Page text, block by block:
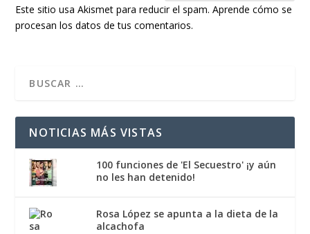
Este sitio usa Akismet para reducir el spam.Aprende cómo se
procesan los datos de tus comentarios.
NOTICIAS MÁS VISTAS
100 funciones de 'El Secuestro' ¡y aún
no les han detenido!
Rosa López se apunta a la dieta de la
alcachofa